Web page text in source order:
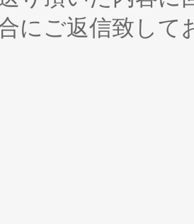
にご返信致して